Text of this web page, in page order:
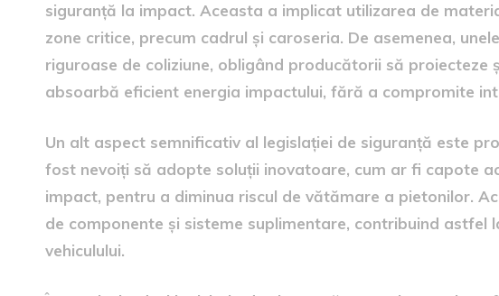
siguranță la impact. Aceasta a implicat utilizarea de
zone critice, precum cadrul și caroseria. De asemenea,
riguroase de coliziune, obligând producătorii să proiecteze
absoarbă eficient energia impactului, fără a compromite
Un alt aspect semnificativ al legislației de siguranță este
fost nevoiți să adopte soluții inovatoare, cum ar fi capote
impact, pentru a diminua riscul de vătămare a pietonilor.
de componente și sisteme suplimentare, contribuind astfel
vehiculului.